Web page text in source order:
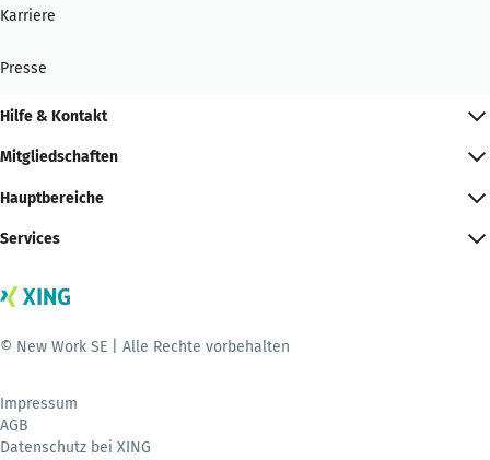
Karriere
Presse
Hilfe & Kontakt
Mitgliedschaften
Hauptbereiche
Services
© New Work SE | Alle Rechte vorbehalten
Impressum
AGB
Datenschutz bei XING